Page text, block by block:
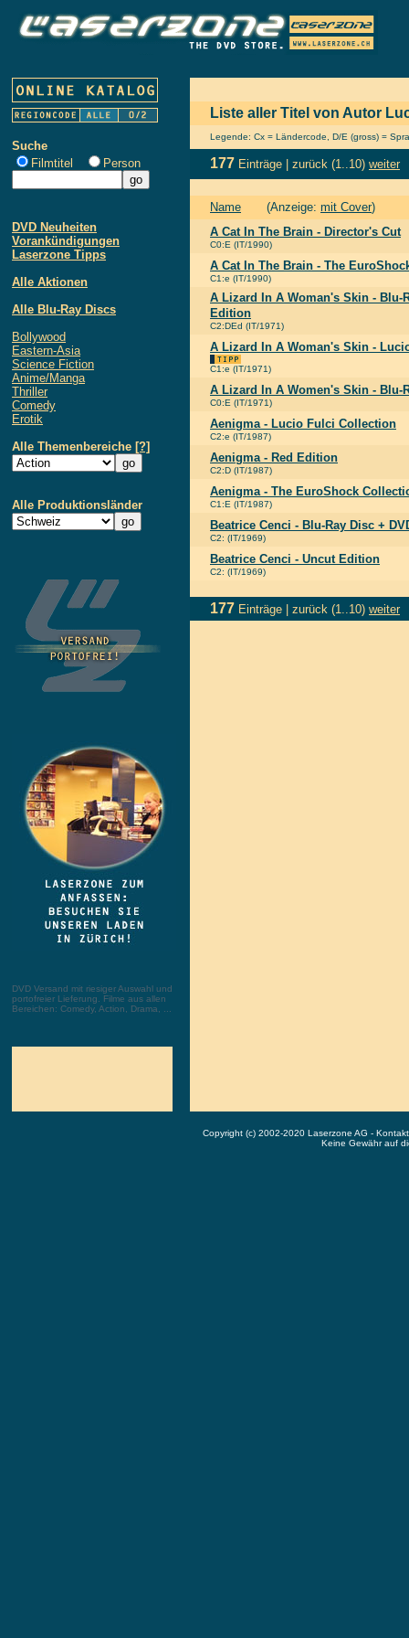
Suche
Filmtitel
Person
DVD Neuheiten
Vorankündigungen
Laserzone Tipps
Alle Aktionen
Alle Blu-Ray Discs
Bollywood
Eastern-Asia
Science Fiction
Anime/Manga
Thriller
Comedy
Erotik
Alle Themenbereiche [?]
Alle Produktionsländer
DVD Versand mit riesiger Auswahl und
portofreier Lieferung. Filme aus allen
Bereichen: Comedy, Action, Drama, ...
Liste aller Titel von Autor
Legende: Cx = Ländercode, D/E (gross) =
177 Einträge | zurück (1..10) weiter
Name (Anzeige: mit Cover)
A Cat In The Brain - Director's Cut
C0:E (IT/1990)
A Cat In The Brain - The
C1:e (IT/1990)
A Lizard In A Woman's Skin - Blu-
Edition
C2:DEd (IT/1971)
A Lizard In A Woman's Skin -
C1:e (IT/1971)
A Lizard In A Women's Skin - Blu-
C0:E (IT/1971)
Aenigma - Lucio Fulci Collection
C2:e (IT/1987)
Aenigma - Red Edition
C2:D (IT/1987)
Aenigma - The EuroShock
C1:E (IT/1987)
Beatrice Cenci - Blu-Ray Disc +
C2: (IT/1969)
Beatrice Cenci - Uncut Edition
C2: (IT/1969)
177 Einträge | zurück (1..10) weiter
Copyright (c) 2002-2020 Laserzone AG -
Keine Gewähr auf